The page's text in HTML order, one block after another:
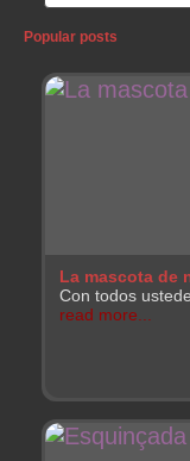
Popular posts
La mascota de
Con todos
read more...